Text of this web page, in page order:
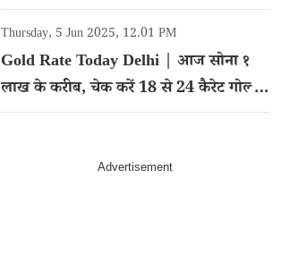
गोल्ड का रेट
Thursday, 5 Jun 2025, 12.01 PM
Gold Rate Today Delhi | आज सोना १
लाख के करीब, चेक करें 18 से 24 कैरेट गोल्ड
का रेट